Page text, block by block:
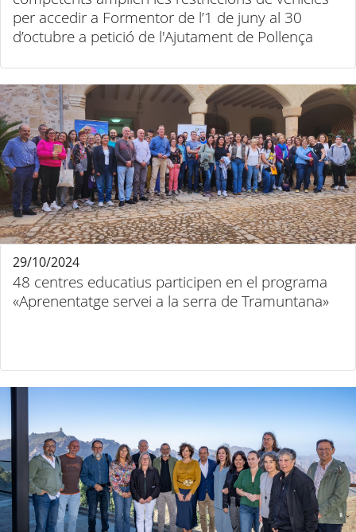
per accedir a Formentor de l’1 de juny al 30
d’octubre a petició de l'Ajutament de Pollença
48 centres educatius participen en el programa
«Aprenentatge servei a la serra de Tramuntana»
29/10/2024